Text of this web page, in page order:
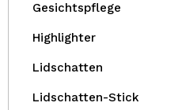
Gesichtspflege
Highlighter
Lidschatten
Lidschatten-Stick